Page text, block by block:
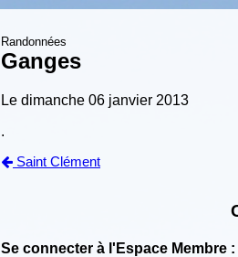
Randonnées
Ganges
Le dimanche 06 janvier 2013
.
Saint Clément
Se connecter à l'Espace Membre :